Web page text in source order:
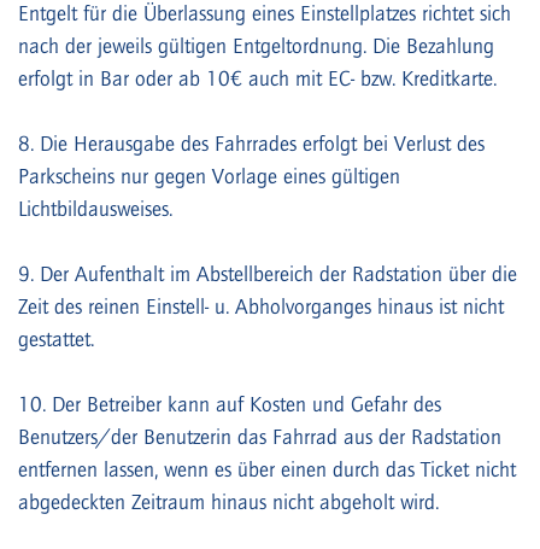
Entgelt für die Überlassung eines Einstellplatzes richtet sich
nach der jeweils gültigen Entgeltordnung. Die Bezahlung
erfolgt in Bar oder ab 10€ auch mit EC- bzw. Kreditkarte.
8. Die Herausgabe des Fahrrades erfolgt bei Verlust des
Parkscheins nur gegen Vorlage eines gültigen
Lichtbildausweises.
9. Der Aufenthalt im Abstellbereich der Radstation über die
Zeit des reinen Einstell- u. Abholvorganges hinaus ist nicht
gestattet.
10. Der Betreiber kann auf Kosten und Gefahr des
Benutzers/der Benutzerin das Fahrrad aus der Radstation
entfernen lassen, wenn es über einen durch das Ticket nicht
abgedeckten Zeitraum hinaus nicht abgeholt wird.